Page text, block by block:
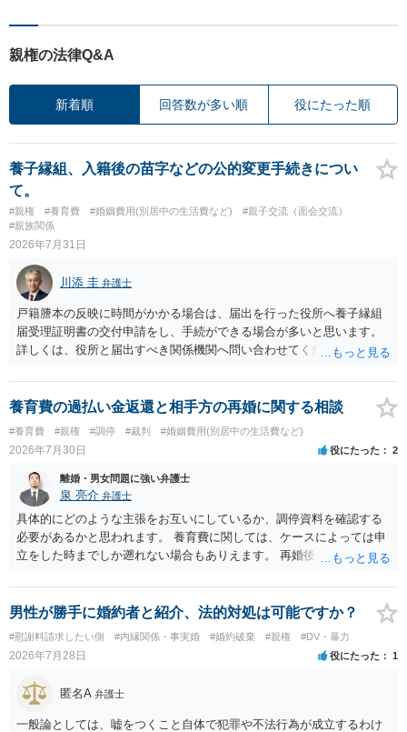
親権の法律Q&A
新着順 回答数が多い順 役にたった順
養子縁組、入籍後の苗字などの公的変更手続きについ
て。
#親権 #養育費 #婚姻費用(別居中の生活費など)
#親子交流（面会交流）
#親族関係
2026年7月31日
川添 圭 弁護士
戸籍謄本の反映に時間がかかる場合は、届出を行った役所へ養子縁組
届受理証明書の交付申請をし、手続ができる場合が多いと思います。
詳しくは、役所と届出すべき関係機関へ問い合わせてください。
養育費の過払い金返還と相手方の再婚に関する相談
#養育費 #親権 #調停 #裁判 #婚姻費用(別居中の生活費など)
2026年7月30日 役にたった 2
離婚・男女問題に強い弁護士
泉 亮介 弁護士
具体的にどのような主張をお互いにしているか、調停資料を確認する
必要があるかと思われます。 養育費に関しては、ケースによっては申
立をした時までしか遡れない場合もありえます。 再婚後の相手方の行
養育費に関するやりとり等があればそちらについても確認する必要が
あるでしょう。 公開相談の場での回答よりも個別に弁護士にご相談さ
男性が勝手に婚約者と紹介、法的対処は可能ですか？
#慰謝料請求したい側 #内縁関係・事実婚 #婚約破棄 #親権 #DV・暴力
2026年7月28日 役にたった 1
匿名A 弁護士
一般論としては、嘘をつくこと自体で犯罪や不法行為が成立するわけ